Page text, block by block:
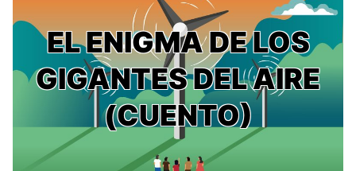
EL ENIGMA DE LOS
GIGANTES DEL AIRE
(CUENTO)